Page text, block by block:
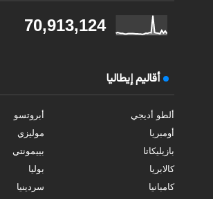
70,913,124
أقاليم إيطاليا
ألطو أديجي
أبروتسو
أومبريا
موليزي
بازيليكاتا
بييمونتي
كالابريا
بوليا
كامبانيا
سردينيا